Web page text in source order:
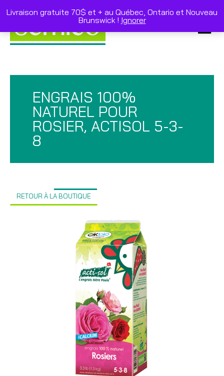
to
ENGRAIS 100%
NATUREL POUR
ROSIER, ACTISOL 5-3-
8
RETOUR À LA BOUTIQUE
Livraison gratuite 70$ et + au Québec, Ontario et Nouveau
Brunswick ! Ignorer